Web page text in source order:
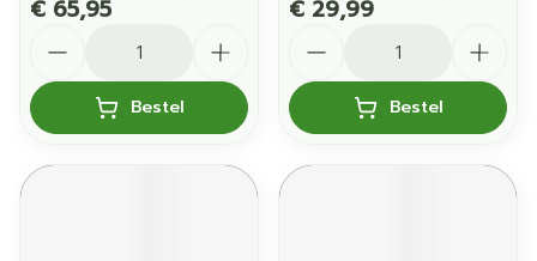
€ 65,95
Bestel
€ 29,99
Bestel